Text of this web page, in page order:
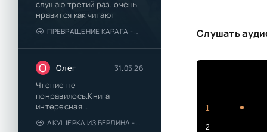
слушаю третий раз, очень
нравится как читают
ПРЕВРАЩЕНИЕ КАРАГА - КАТЯ БРАНДИС
О Олег 31.05.26
Чтение не
понравилось.Книга
интересная...
АКУШЕРКА ИЗ БЕРЛИНА - АННА СТЮАРТ
Слушать
1
2